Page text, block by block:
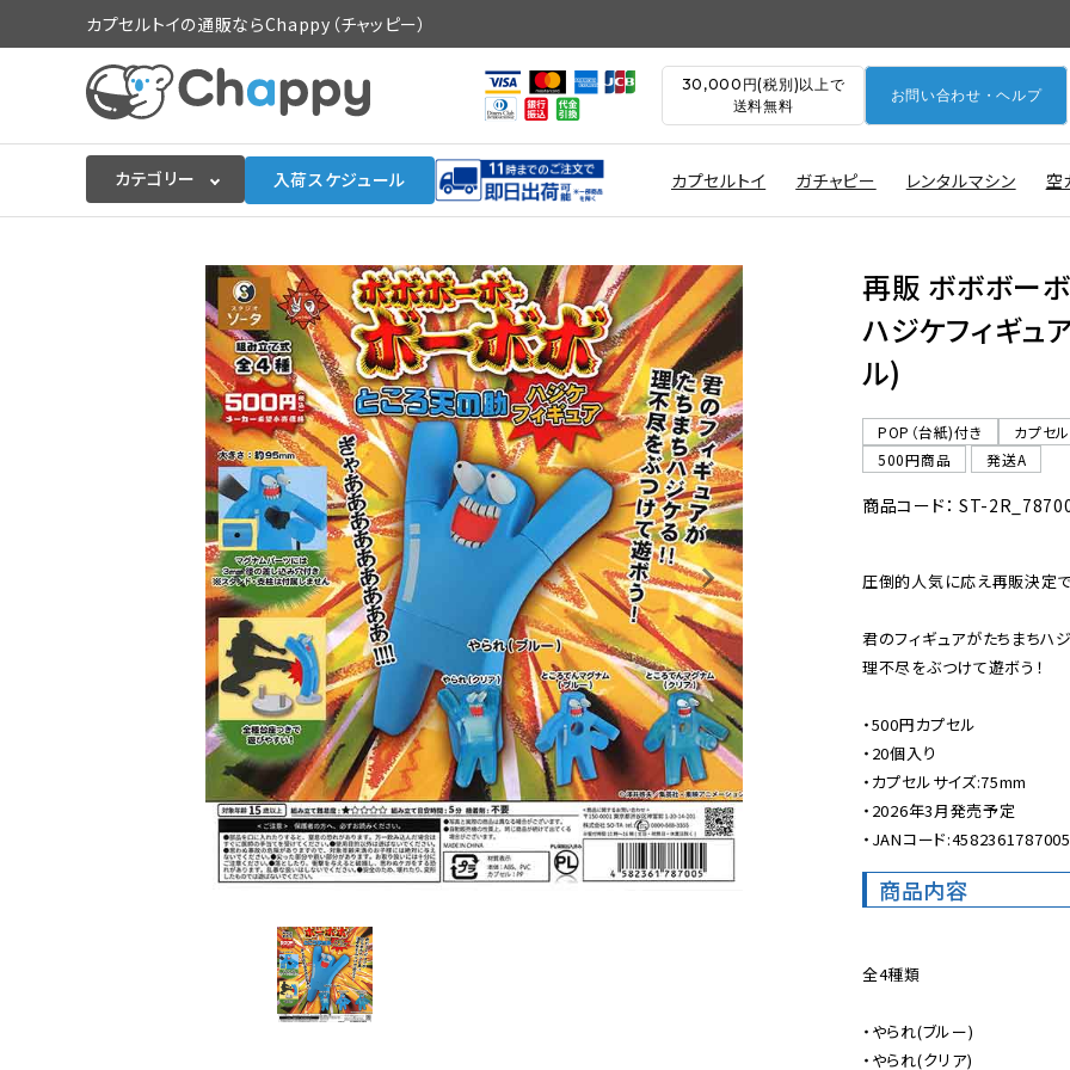
カプセルトイの通販ならChappy（チャッピー）
30,000円(税別)以上で
送料無料
お問い合わせ・ヘルプ
カテゴリー 入荷スケジュール カプセルトイ ガチャピー レンタルマシン 空
入荷スケジュールをチェック
カプセルトイマシン本体
販促用空カプセル
景品・玩具・文具
販促用カプセルトイ
よくあるご質問
ご利用ガイド
06-6282-7659
再販 ボボボー
ハジケフィギュ
ル)
POP（台紙)付き
カプセ
500円商品
発送A
商品コード： ST-
圧倒的人気に応え再販決定で
君のフィギュアがたちまちハジ
理不尽をぶつけて遊ボう！
・500円カプセル
・20個入り
・カプセルサイズ:75mm
・2026年3月発売予定
・JANコード:4582361787005
商品内容
全4種類
・やられ(ブルー)
・やられ(クリア)